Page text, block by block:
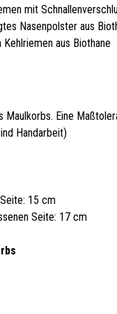
mit
Nasenpolster aus
aus Biothane
Maulkorbs. Eine
Handarbeit)
15 cm
Seite: 17 cm